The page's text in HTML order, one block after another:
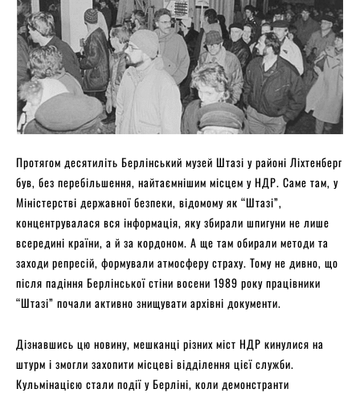
Протягом десятиліть Берлінський музей Штазі у районі Ліхтенберг
був, без перебільшення, найтаємнішим місцем у НДР. Саме там, у
Міністерстві державної безпеки, відомому як “Штазі”,
концентрувалася вся інформація, яку збирали шпигуни не лише
всередині країни, а й за кордоном. А ще там обирали методи та
заходи репресій, формували атмосферу страху. Тому не дивно, що
після падіння Берлінської стіни восени 1989 року працівники
“Штазі” почали активно знищувати архівні документи.
Дізнавшись цю новину, мешканці різних міст НДР кинулися на
штурм і змогли захопити місцеві відділення цієї служби.
Кульмінацією стали події у Берліні, коли демонстранти